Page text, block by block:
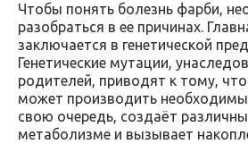
Чтобы понять болезнь фарби,
разобраться в ее причинах.
заключается в генетической
Генетические мутации,
родителей, приводят к тому,
может производить
свою очередь, создаёт
метаболизме и вызывает